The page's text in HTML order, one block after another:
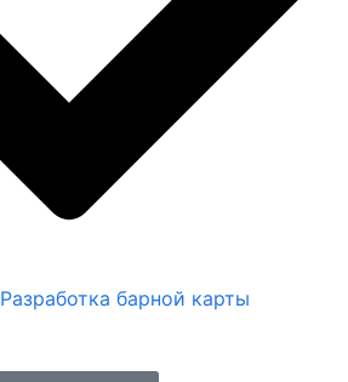
Разработка барной карты